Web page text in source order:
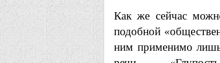
Как же сейчас
подобной
ним применимо лишь